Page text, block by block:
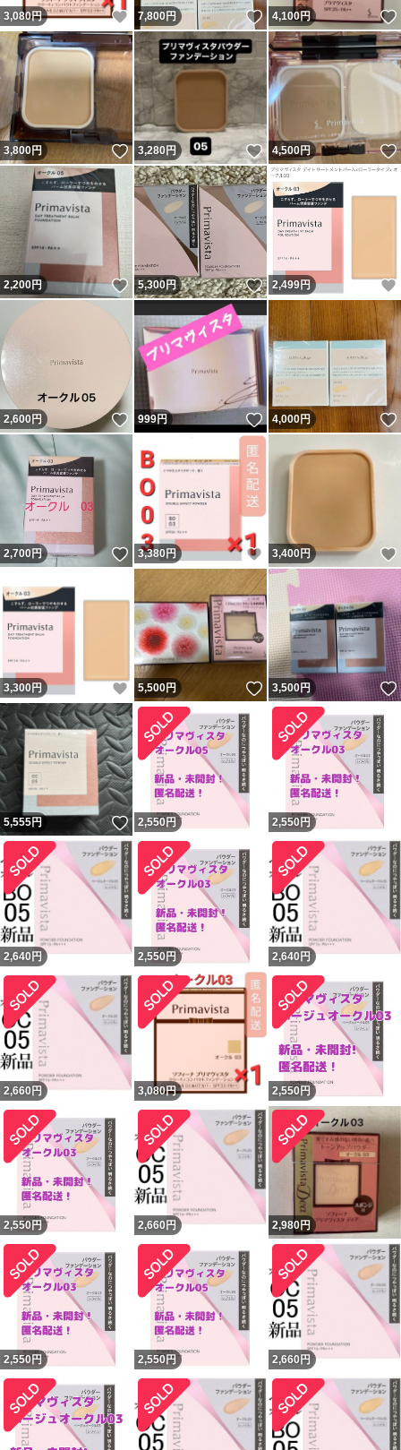
3,080円 いいね！
7,800円 いいね！
4,100円
3,800円 いいね！
3,280円 いいね！
4,500円
2,200円 いいね！
5,300円 いいね！
2,499円
2,600円 いいね！
999円 いいね！
4,000円
2,700円 いいね！
3,380円 いいね！
3,400円
3,300円 いいね！
5,500円 いいね！
3,500円
5,555円 いいね！
2,550円 2,550円
2,640 円 2,550円 2,640 円
2,660 円 3,080円 2,550円
2,550円 2,660 円 2,980円
2,550円 2,550円 2,660 円